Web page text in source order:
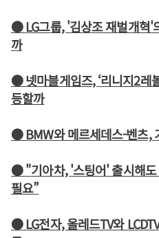
● LG그룹, '김상조 재벌개혁'
까
● 넷마블게임즈, ‘리니지2레
등할까
● BMW와 메르세데스-벤츠,
● "기아차, '스팅어' 출시해도
필요”
● LG전자, 올레드TV와